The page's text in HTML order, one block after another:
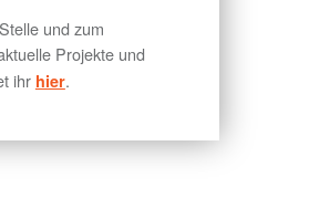
und zum
Projekte und
ihr hier.